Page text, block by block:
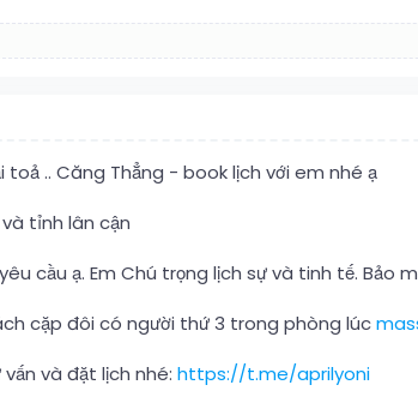
toả .. Căng Thẳng - book lịch với em nhé ạ
và tỉnh lân cận
cầu ạ. Em Chú trọng lịch sự và tinh tế. Bảo
cặp đôi có người thứ 3 trong phòng lúc
và đặt lịch nhé: https://t.me/aprilyoni